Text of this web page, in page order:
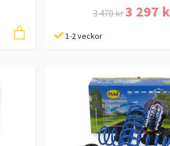
3 470 kr3 297
1-2 veckor